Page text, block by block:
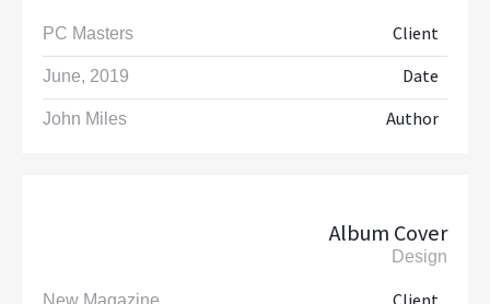
Client
PC Masters
Date
June, 2019
Author
John Miles
Album Cover
Design